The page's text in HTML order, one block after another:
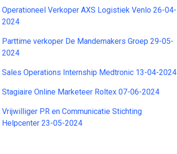
Operationeel Verkoper AXS Logistiek Venlo 26-04-
2024
Parttime verkoper De Mandemakers Groep 29-05-
2024
Sales Operations Internship Medtronic 13-04-2024
Stagiaire Online Marketeer Roltex 07-06-2024
Vrijwilliger PR en Communicatie Stichting
Helpcenter 23-05-2024